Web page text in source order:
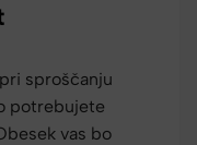
sproščanju
potrebujete
vas bo